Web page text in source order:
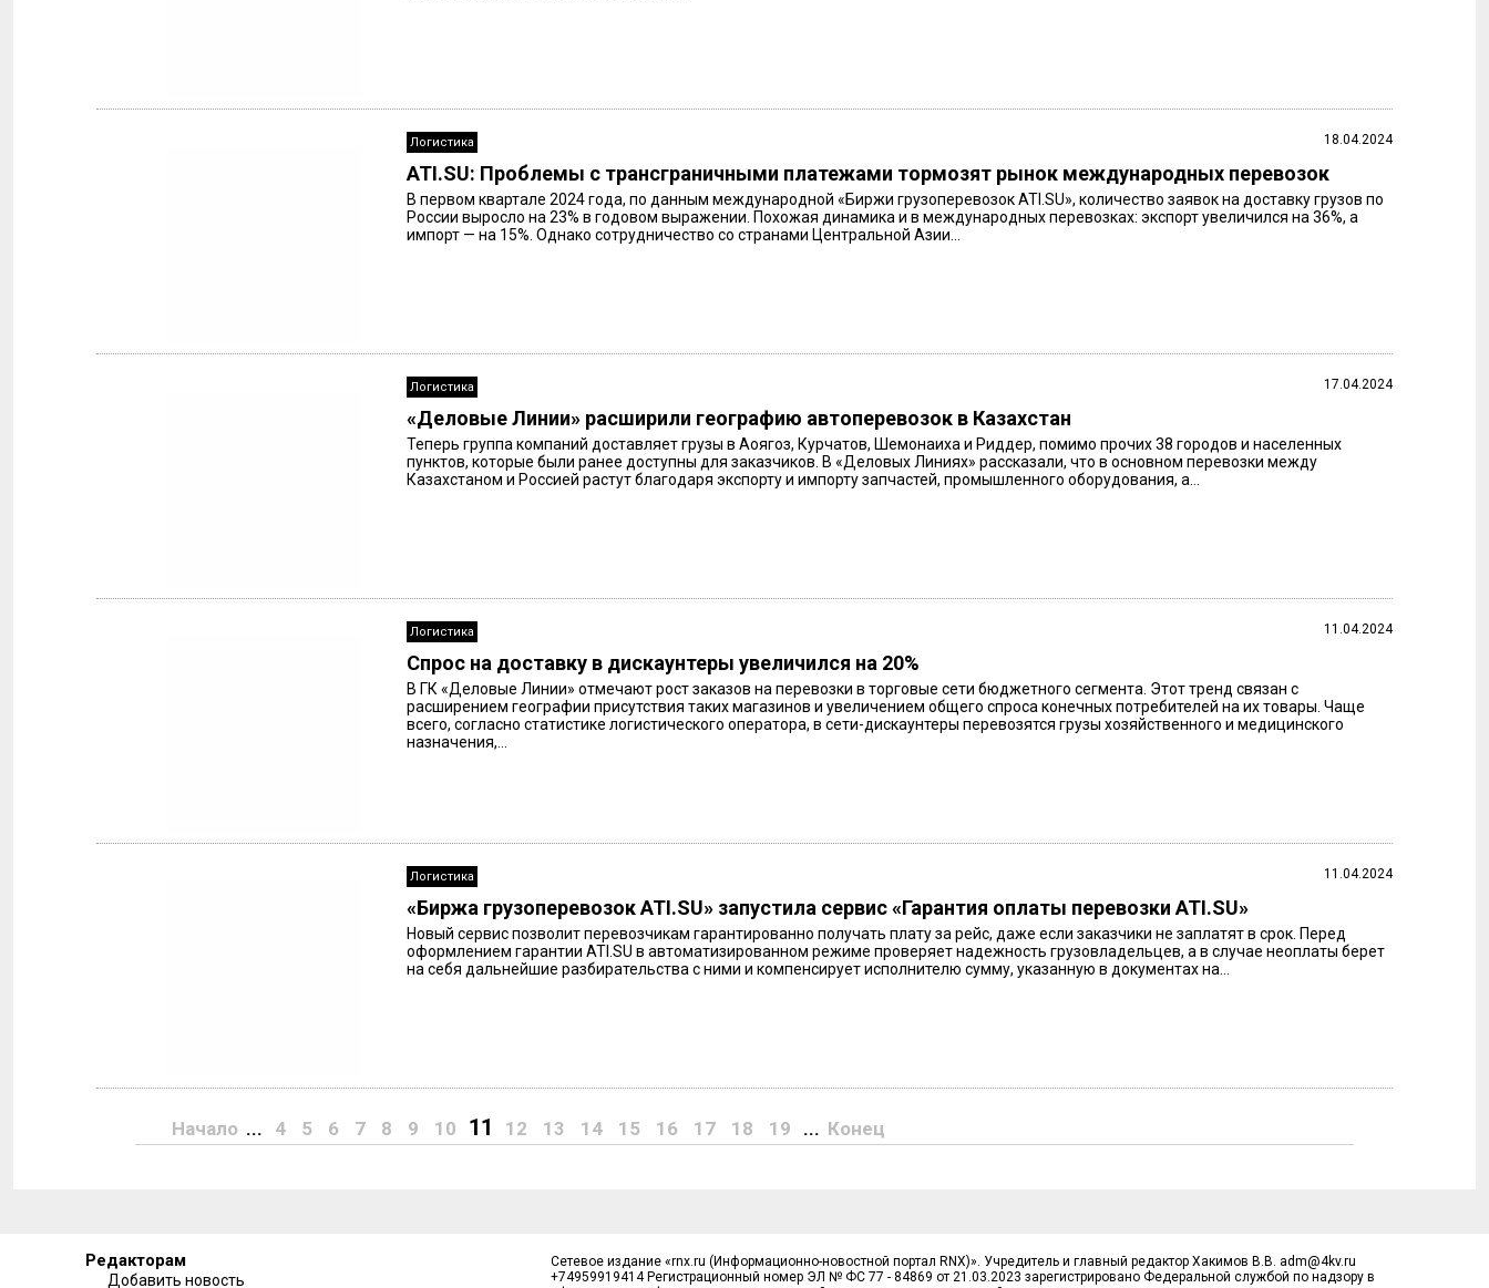
Логистика
ATI.SU: Проблемы с трансграничными платежами тормозят рынок международных перевозок
18.04.2024
В первом квартале 2024 года, по данным международной «Биржи грузоперевозок ATI.SU», количество заявок на доставку грузов по
России выросло на 23% в годовом выражении. Похожая динамика и в международных перевозках: экспорт увеличился на 36%, а
импорт — на 15%. Однако сотрудничество со странами Центральной Азии...
Логистика
«Деловые Линии» расширили географию автоперевозок в Казахстан
17.04.2024
Теперь группа компаний доставляет грузы в Аоягоз, Курчатов, Шемонаиха и Риддер, помимо прочих 38 городов и населенных
пунктов, которые были ранее доступны для заказчиков. В «Деловых Линиях» рассказали, что в основном перевозки между
Казахстаном и Россией растут благодаря экспорту и импорту запчастей, промышленного оборудования, а...
Логистика
Спрос на доставку в дискаунтеры увеличился на 20%
11.04.2024
В ГК «Деловые Линии» отмечают рост заказов на перевозки в торговые сети бюджетного сегмента. Этот тренд связан с
расширением географии присутствия таких магазинов и увеличением общего спроса конечных потребителей на их товары. Чаще
всего, согласно статистике логистического оператора, в сети-дискаунтеры перевозятся грузы хозяйственного и медицинского
назначения,...
Логистика
«Биржа грузоперевозок ATI.SU» запустила сервис «Гарантия оплаты перевозки ATI.SU»
11.04.2024
Новый сервис позволит перевозчикам гарантированно получать плату за рейс, даже если заказчики не заплатят в срок. Перед
оформлением гарантии ATI.SU в автоматизированном режиме проверяет надежность грузовладельцев, а в случае неоплаты берет
на себя дальнейшие разбирательства с ними и компенсирует исполнителю сумму, указанную в документах на...
Начало ... 4 5 6 7 8 9 10 11 12 13 14 15 16 17 18 19 ... Конец
Редакторам
Добавить новость
Сетевое издание «rnx.ru (Информационно-новостной портал RNX)». Учредитель и главный редактор Хакимов В.В. adm@4kv.ru
+74959919414 Регистрационный номер ЭЛ № ФС 77 - 84869 от 21.03.2023 зарегистрировано Федеральной службой по надзору в